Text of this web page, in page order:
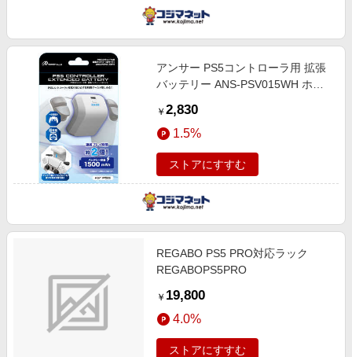
アンサー PS5コントローラ用 拡張
バッテリー ANS-PSV015WH ホワ
￥ 2,830
1.5%
ストアにすすむ
REGABO PS5 PRO対応ラック
REGABOPS5PRO
￥ 19,800
4.0%
ストアにすすむ